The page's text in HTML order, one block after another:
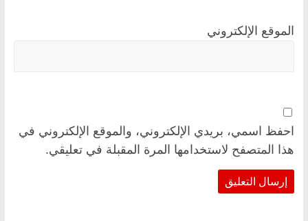
الموقع الإلكتروني
احفظ اسمي، بريدي الإلكتروني، والموقع الإلكتروني في
هذا المتصفح لاستخدامها المرة المقبلة في تعليقي.